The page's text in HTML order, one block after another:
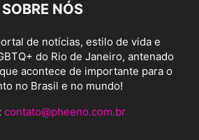
SOBRE NÓS
de notícias, estilo de vida e
do Rio de Janeiro, antenado
acontece de importante para o
no Brasil e no mundo!
contato@pheeno.com.br